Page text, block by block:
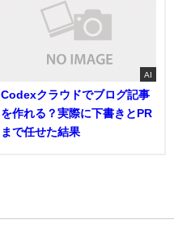
AI
Codexクラウドでブログ記事
を作れる？実際に下書きとPR
まで任せた結果